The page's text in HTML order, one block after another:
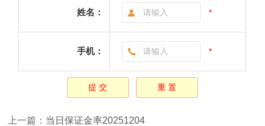
姓名： *
手机： *
上一篇： 当日保证金率20251204